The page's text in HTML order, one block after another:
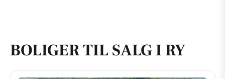
BOLIGER TIL SALG I RY